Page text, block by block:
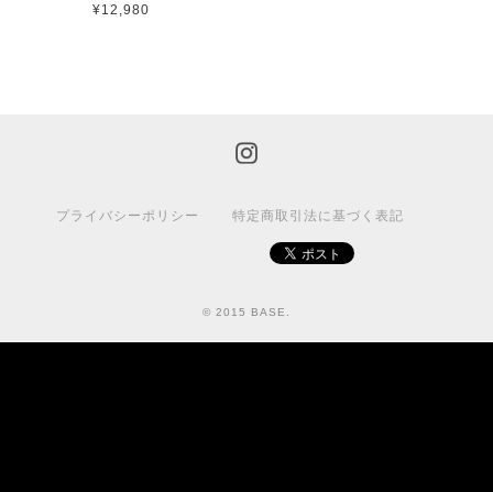
¥12,980
プライバシーポリシー 特定商取引法に基づく表記
© 2015 BASE.